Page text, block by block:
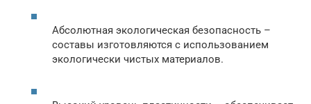
Абсолютная экологическая безопасность –
составы изготовляются с использованием
экологически чистых материалов.